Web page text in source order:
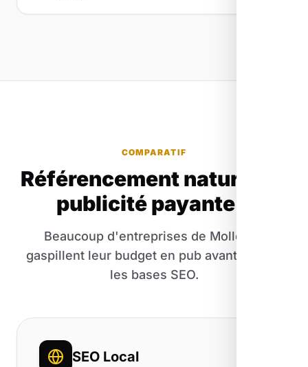
COMPARATIF
Référencement naturel ou
publicité payante ?
Beaucoup d'entreprises de Mollégès
gaspillent leur budget en pub avant d'avoir
les bases SEO.
SEO Local